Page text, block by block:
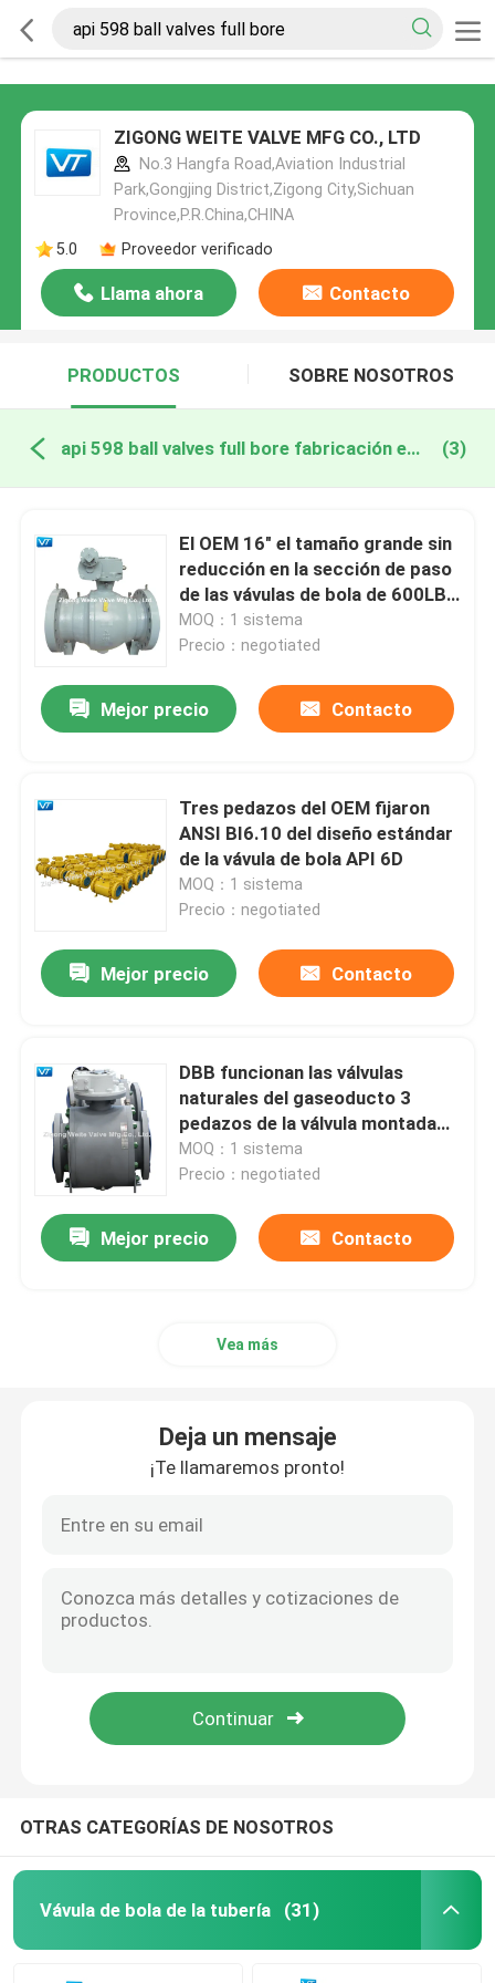
ZIGONG WEITE VALVE MFG CO., LTD
No.3 Hangfa Road,Aviation Industrial
Park,Gongjing District,Zigong City,Sichuan
Province,P.R.China,CHINA
5.0
Proveedor verificado
Llama ahora Contacto
PRODUCTOS SOBRE NOSOTROS
api 598 ball valves full bore fabricación en línea (3)
El OEM 16" el tamaño grande sin
reducción en la sección de paso
de las vávulas de bola de 600LB
WCB API 598 forjó el acero
MOQ：1 sistema
Precio：negotiated
Mejor precio Contacto
Tres pedazos del OEM fijaron
ANSI BI6.10 del diseño estándar
de la vávula de bola API 6D
MOQ：1 sistema
Precio：negotiated
Mejor precio Contacto
DBB funcionan las válvulas
naturales del gaseoducto 3
pedazos de la válvula montada
muñón de LF2
MOQ：1 sistema
Precio：negotiated
Mejor precio Contacto
Vea más
Deja un mensaje
¡Te llamaremos pronto!
OTRAS CATEGORÍAS DE NOSOTROS
Vávula de bola de la tubería (31)